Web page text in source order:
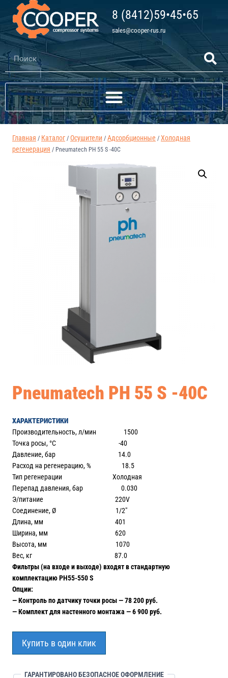
8 (8412)59•45•65
sales@cooper-rus.ru
Главная / Каталог / Осушители / Адсорбционные / Холодная
регенерация / Pneumatech PH 55 S -40C
Pneumatech PH 55 S -40C
ХАРАКТЕРИСТИКИ
Производительность, л/мин 1500
Точка росы, °С -40
Давление, бар 14.0
Расход на регенерацию, % 18.5
Тип регенерации Холодная
Перепад давления, бар 0.030
Э/питание 220V
Соединение, Ø 1/2″
Длина, мм 401
Ширина, мм 620
Высота, мм 1070
Вес, кг 87.0
Фильтры (на входе и выходе) входят в стандартную
комплектацию PH55-550 S
Опции:
— Контроль по датчику точки росы — 78 200 руб.
— Комплект для настенного монтажа — 6 900 руб.
Купить в один клик
ГАРАНТИРОВАНО БЕЗОПАСНОЕ ОФОРМЛЕНИЕ